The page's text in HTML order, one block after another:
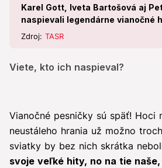
Karel Gott, Iveta Bartošová aj
naspievali legendárne vianočné
Zdroj: TASR
Viete, kto ich naspieval?
Vianočné pesničky sú späť! Hoci
neustáleho hrania už možno
sviatky by bez nich skrátka
svoje veľké hity, no na tie